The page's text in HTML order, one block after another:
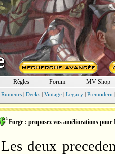
Règles Forum MV Shop
Rumeurs| Decks| Vintage| Legacy| Premodern
Forge : proposez vos améliorations pour
Les deux